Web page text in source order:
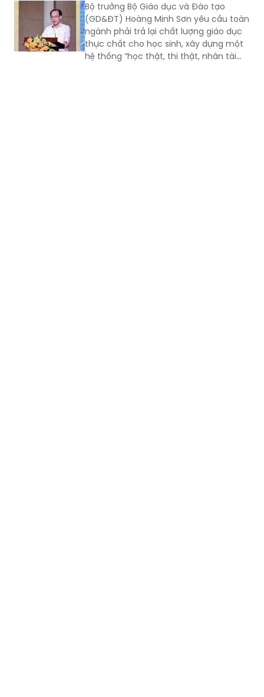
Bộ trưởng Bộ Giáo dục và Đào tạo
(GD&ĐT) Hoàng Minh Sơn yêu cầu toàn
ngành phải trả lại chất lượng giáo dục
thực chất cho học sinh, xây dựng một
hệ thống “học thật, thi thật, nhân tài